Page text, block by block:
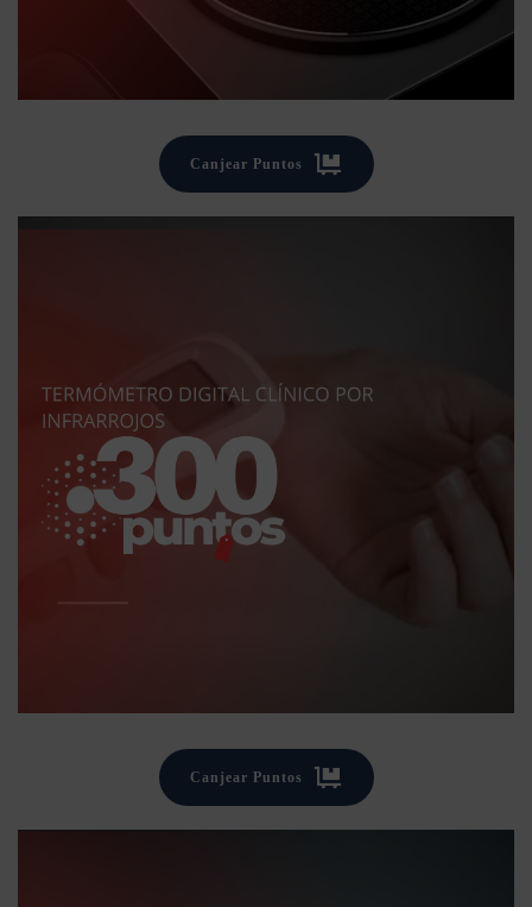
Canjear Puntos
Canjear Puntos